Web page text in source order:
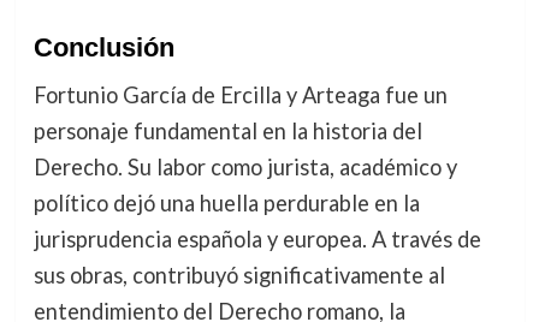
Conclusión
Fortunio García de Ercilla y Arteaga fue un
personaje fundamental en la historia del
Derecho. Su labor como jurista, académico y
político dejó una huella perdurable en la
jurisprudencia española y europea. A través de
sus obras, contribuyó significativamente al
entendimiento del Derecho romano, la